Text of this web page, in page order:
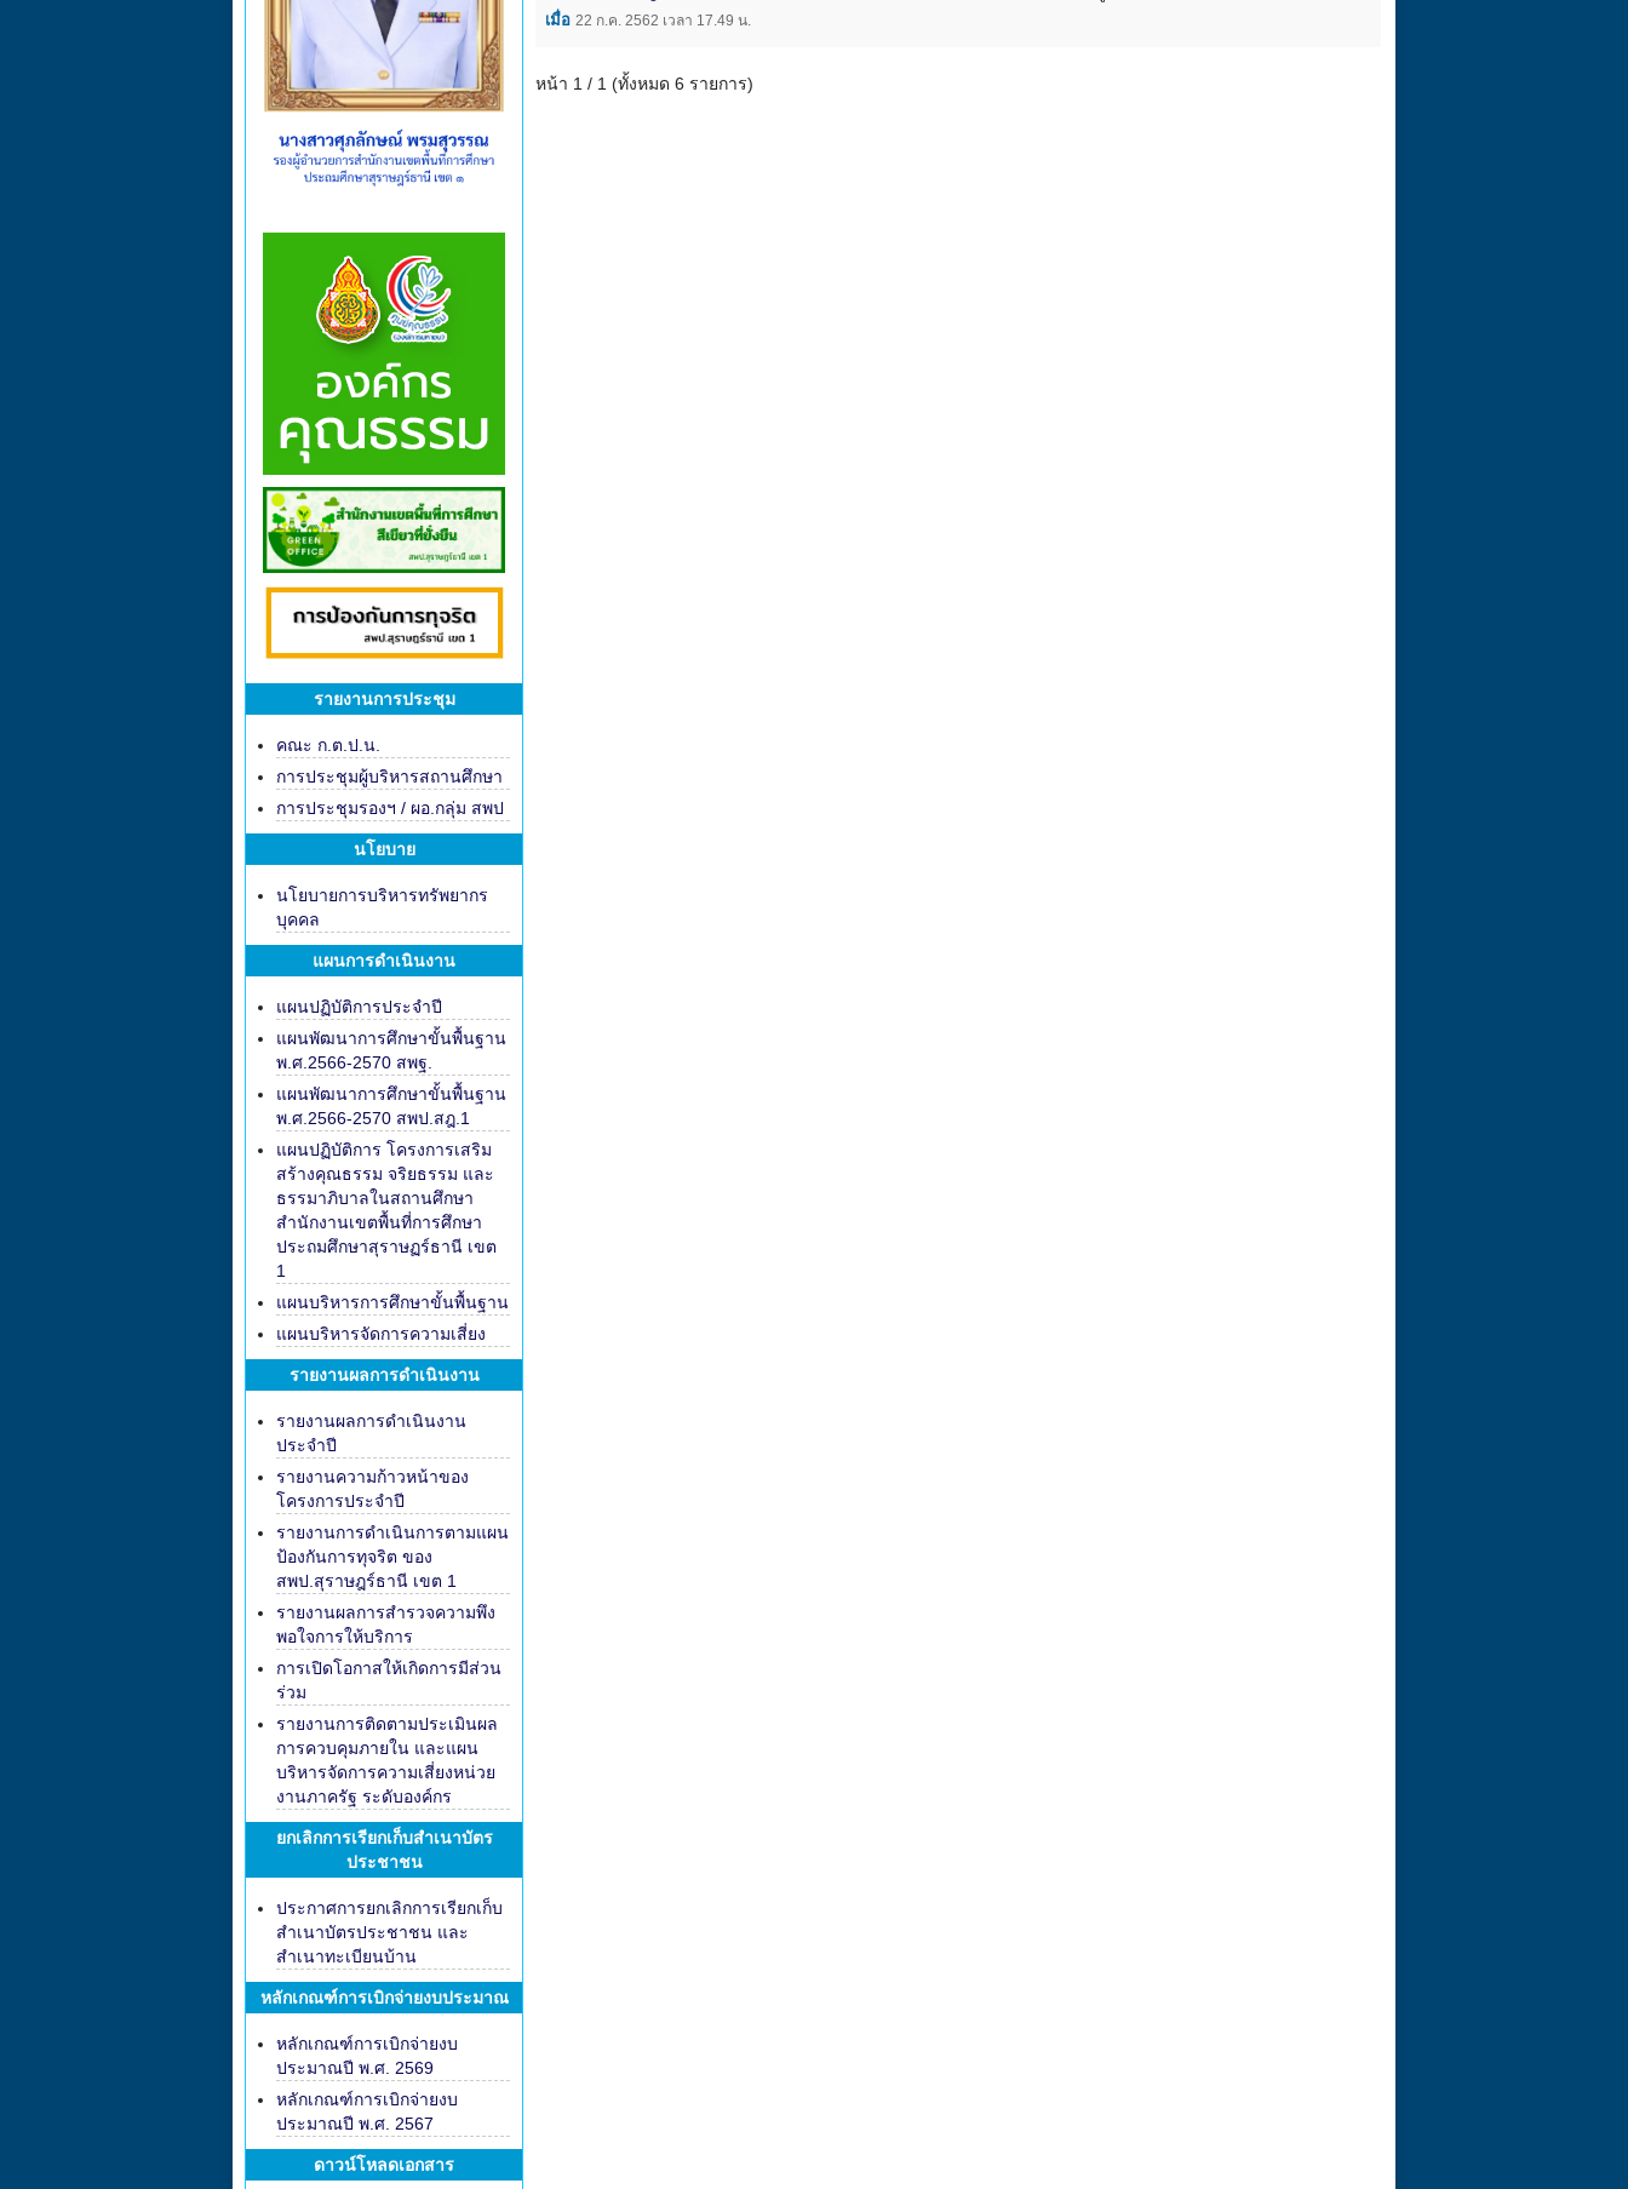
รายงานการประชุม
คณะ ก.ต.ป.น.
การประชุมผู้บริหารสถานศึกษา
การประชุมรองฯ / ผอ.กลุ่ม สพป
นโยบาย
นโยบายการบริหารทรัพยากร
บุคคล
แผนการดำเนินงาน
แผนปฏิบัติการประจำปี
แผนพัฒนาการศึกษาขั้นพื้นฐาน
พ.ศ.2566-2570 สพฐ.
แผนพัฒนาการศึกษาขั้นพื้นฐาน
พ.ศ.2566-2570 สพป.สฎ.1
แผนปฏิบัติการ โครงการเสริม
สร้างคุณธรรม จริยธรรม และ
ธรรมาภิบาลในสถานศึกษา
สำนักงานเขตพื้นที่การศึกษา
ประถมศึกษาสุราษฏร์ธานี เขต
1
แผนบริหารการศึกษาขั้นพื้นฐาน
แผนบริหารจัดการความเสี่ยง
รายงานผลการดำเนินงาน
รายงานผลการดำเนินงาน
ประจำปี
รายงานความก้าวหน้าของ
โครงการประจำปี
รายงานการดำเนินการตามแผน
ป้องกันการทุจริต ของ
สพป.สุราษฎร์ธานี เขต 1
รายงานผลการสำรวจความพึง
พอใจการให้บริการ
การเปิดโอกาสให้เกิดการมีส่วน
ร่วม
รายงานการติดตามประเมินผล
การควบคุมภายใน และแผน
บริหารจัดการความเสี่ยงหน่วย
งานภาครัฐ ระดับองค์กร
ยกเลิกการเรียกเก็บสำเนาบัตร
ประชาชน
ประกาศการยกเลิกการเรียกเก็บ
สำเนาบัตรประชาชน และ
สำเนาทะเบียนบ้าน
หลักเกณฑ์การเบิกจ่ายงบประมาณ
หลักเกณฑ์การเบิกจ่ายงบ
ประมาณปี พ.ศ. 2569
หลักเกณฑ์การเบิกจ่ายงบ
ประมาณปี พ.ศ. 2567
ดาวน์โหลดเอกสาร
เมื่อ 22 ก.ค. 2562 เวลา 17.49 น.
หน้า 1 / 1 (ทั้งหมด 6 รายการ)